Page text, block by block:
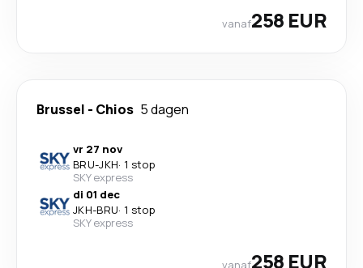
vanaf258 EUR
Brussel - Chios 5 dagen
vr 27 nov
BRU-JKH· 1 stop
SKY express
di 01 dec
JKH-BRU· 1 stop
SKY express
vanaf258 EUR